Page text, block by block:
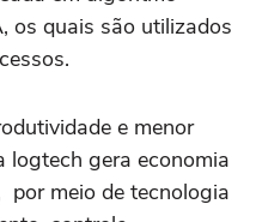
os quais são utilizados
e menor
logtech gera economia
meio de tecnologia